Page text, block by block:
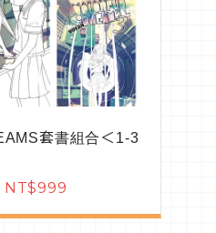
套書組合＜1-3
NT$999